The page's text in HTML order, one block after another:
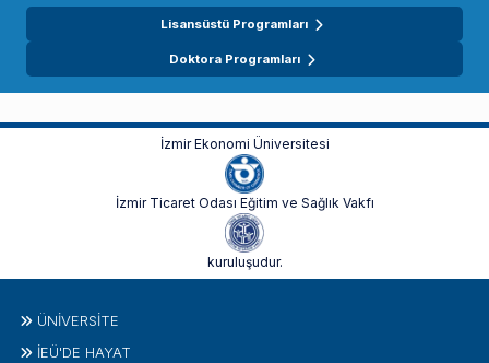
Lisansüstü Programları
Doktora Programları
İzmir Ekonomi Üniversitesi
İzmir Ticaret Odası Eğitim ve Sağlık Vakfı
kuruluşudur.
ÜNIVERSITE
İEÜ'DE HAYAT